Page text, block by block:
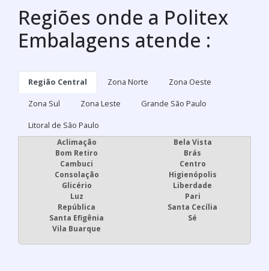
Regiões onde a Politex
Embalagens atende :
Região Central Zona Norte
Zona Oeste
Zona Sul
Zona Leste
Grande São Paulo
Litoral de São Paulo
Aclimação
Bela Vista
Bom Retiro
Brás
Cambuci
Centro
Consolação
Higienópolis
Glicério
Liberdade
Luz
Pari
República
Santa Cecília
Santa Efigênia
Sé
Vila Buarque